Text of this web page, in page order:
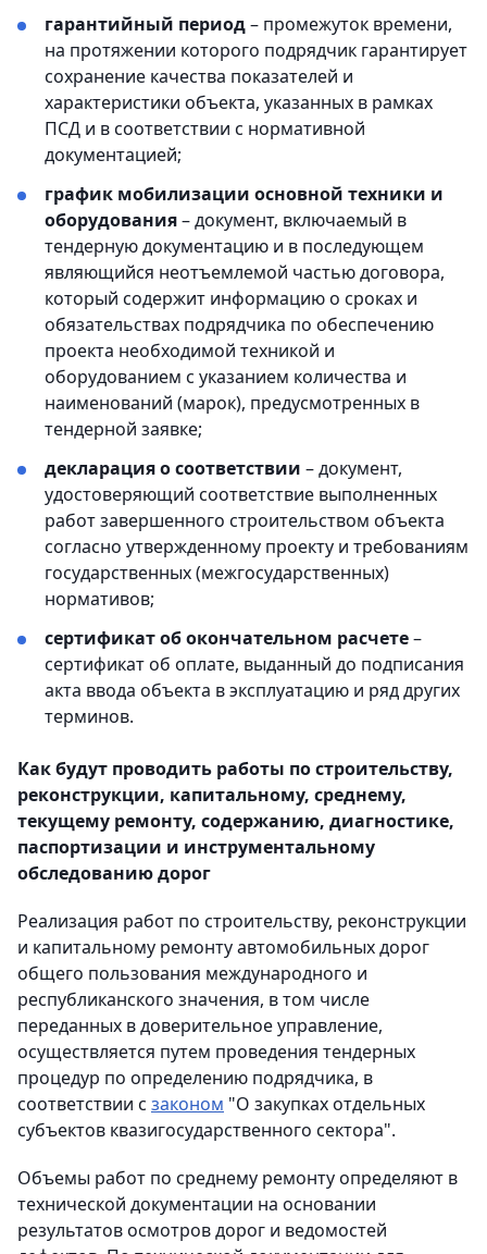
гарантийный период– промежуток времени,
на протяжении которого подрядчик гарантирует
сохранение качества показателей и
характеристики объекта, указанных в рамках
ПСД и в соответствии с нормативной
документацией;
график мобилизации основной техники и
оборудования– документ, включаемый в
тендерную документацию и в последующем
являющийся неотъемлемой частью договора,
который содержит информацию о сроках и
обязательствах подрядчика по обеспечению
проекта необходимой техникой и
оборудованием с указанием количества и
наименований (марок), предусмотренных в
тендерной заявке;
декларация о соответствии – документ,
удостоверяющий соответствие выполненных
работ завершенного строительством объекта
согласно утвержденному проекту и требованиям
государственных (межгосударственных)
нормативов;
сертификат об окончательном расчете–
сертификат об оплате, выданный до подписания
акта ввода объекта в эксплуатацию и ряд других
терминов.
Как будут проводить работы по строительству,
реконструкции, капитальному, среднему,
текущему ремонту, содержанию, диагностике,
паспортизации и инструментальному
обследованию дорог
Реализация работ по строительству, реконструкции
и капитальному ремонту автомобильных дорог
общего пользования международного и
республиканского значения, в том числе
переданных в доверительное управление,
осуществляется путем проведения тендерных
процедур по определению подрядчика, в
соответствии с законом "О закупках отдельных
субъектов квазигосударственного сектора".
Объемы работ по среднему ремонту определяют в
технической документации на основании
результатов осмотров дорог и ведомостей